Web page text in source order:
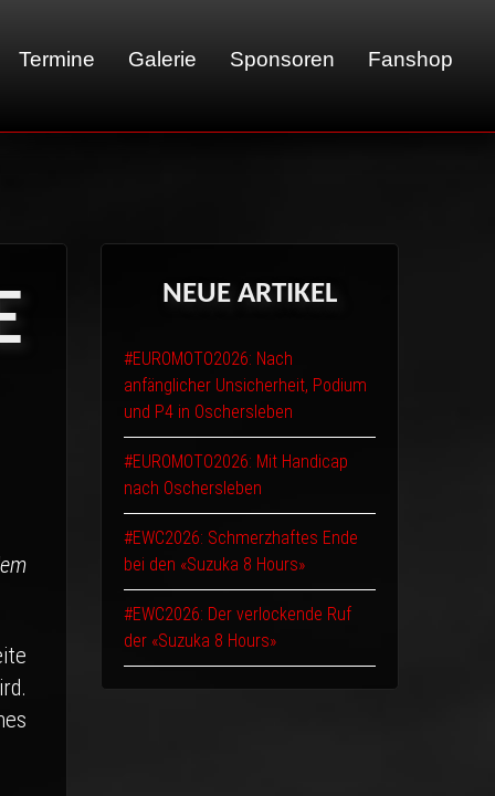
Termine Galerie
04 - Spa
06 - Most
Sponsoren Fanshop
NEUE ARTIKEL
#EUROMOTO2026: Nach
anfänglicher Unsicherheit, Podium
und P4 in Oschersleben
#EUROMOTO2026: Mit Handicap
nach Oschersleben
#EWC2026: Schmerzhaftes Ende
bei den «Suzuka 8 Hours»
#EWC2026: Der verlockende Ruf
der «Suzuka 8 Hours»